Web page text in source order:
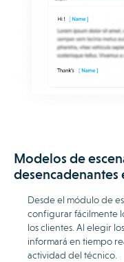
Modelos de
desencadenantes
Desde el módulo de
configurar fácilmente
los clientes. Al elegir
informará en tiempo
actividad del técnico.